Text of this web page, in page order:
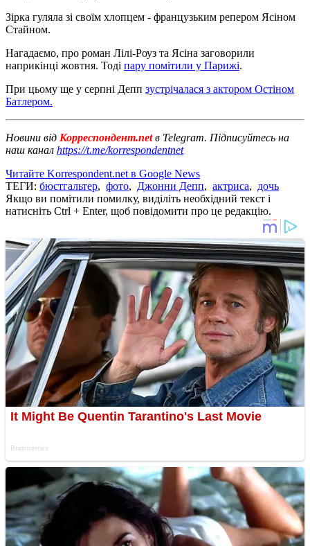
Зірка гуляла зі своїм хлопцем - французьким репером Ясіном
Стайном.
Нагадаємо, про роман Лілі-Роуз та Ясіна заговорили
наприкінці жовтня. Тоді пару помітили у Парижі.
При цьому ще у серпні Депп зустрічалася з актором Остіном
Батлером.
Новини від Корреспондент.netв Telegram. Підписуйтесь на
наш канал https://t.me/korrespondentnet
Читайте Korrespondent.net в Google News
ТЕГИ: бюстгальтер, фото, Джонни Депп, актриса, дочь
Якщо ви помітили помилку, виділіть необхідний текст і
натисніть Ctrl + Enter, щоб повідомити про це редакцію.